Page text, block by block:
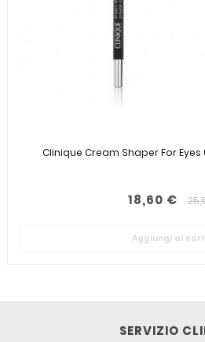
Clinique Cream Shaper For Eyes
18,60 €
Aggiungi al
SERVIZIO